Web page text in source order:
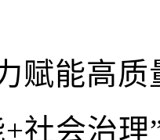
赋能高
社会治